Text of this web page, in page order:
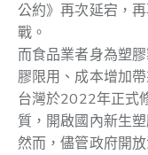
公約》再次延宕，
戰。
而食品業者身為塑
膠限用、成本增加
台灣於2022年正式
質，開啟國內新生
然而，儘管政府開